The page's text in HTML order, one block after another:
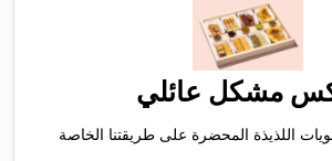
مشكل عائلي
اللذيذة المحضرة على طريقتنا الخاصة